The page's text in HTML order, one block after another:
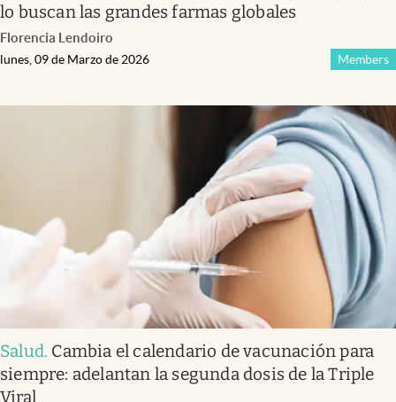
lo buscan las grandes farmas globales
Florencia Lendoiro
Members
lunes, 09 de Marzo de 2026
Salud. Cambia el calendario de vacunación para
siempre: adelantan la segunda dosis de la Triple
Viral